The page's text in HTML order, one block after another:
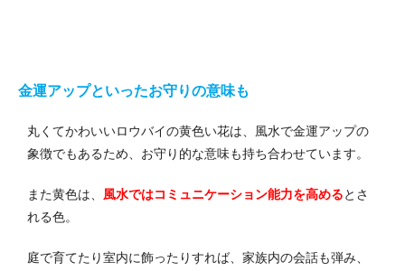
金運アップといったお守りの意味も
丸くてかわいいロウバイの黄色い花は、風水で金運アップの
象徴でもあるため、お守り的な意味も持ち合わせています。
また黄色は、 風水ではコミュニケーション能力を高めるとさ
れる色。
庭で育てたり室内に飾ったりすれば、家族内の会話も弾み、